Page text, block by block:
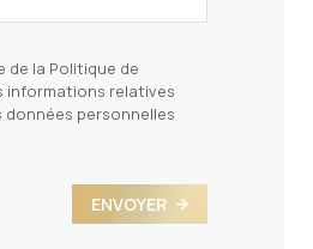
de la Politique de
relatives
personnelles
ENVOYER